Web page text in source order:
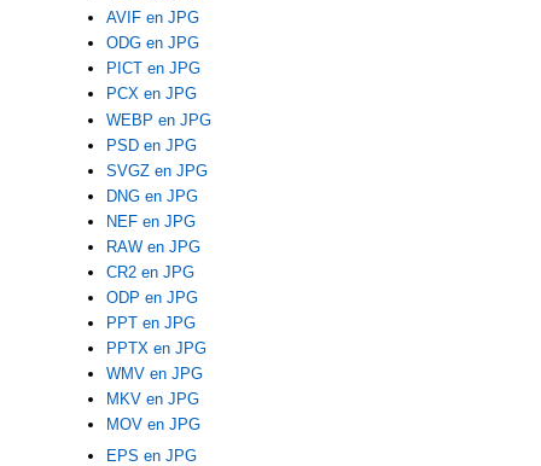
AVIF en JPG
ODG en JPG
PICT en JPG
PCX en JPG
WEBP en JPG
PSD en JPG
SVGZ en JPG
DNG en JPG
NEF en JPG
RAW en JPG
CR2 en JPG
ODP en JPG
PPT en JPG
PPTX en JPG
WMV en JPG
MKV en JPG
MOV en JPG
EPS en JPG